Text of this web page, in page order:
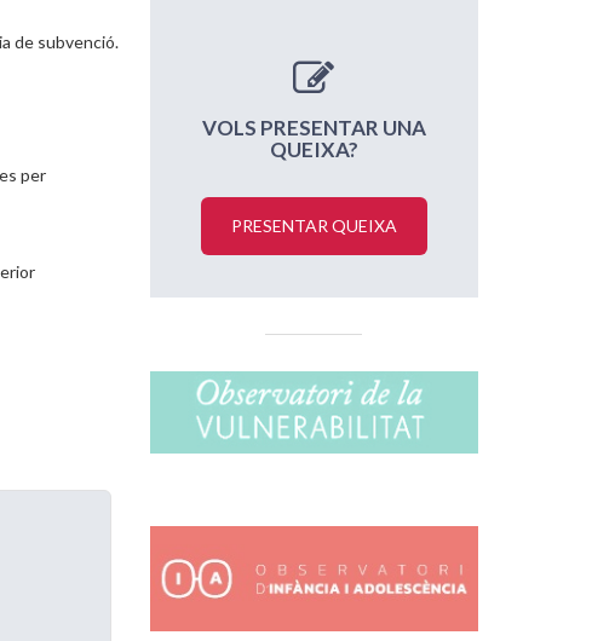
de subvenció.
per
VOLS PRESENTAR UNA
QUEIXA?
PRESENTAR QUEIXA